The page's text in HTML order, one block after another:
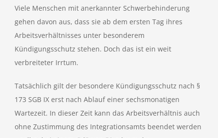
Viele Menschen mit anerkannter Schwerbehinderung
gehen davon aus, dass sie ab dem ersten Tag ihres
Arbeitsverhältnisses unter besonderem
Kündigungsschutz stehen. Doch das ist ein weit
verbreiteter Irrtum.
Tatsächlich gilt der besondere Kündigungsschutz nach §
173 SGB IX erst nach Ablauf einer sechsmonatigen
Wartezeit. In dieser Zeit kann das Arbeitsverhältnis auch
ohne Zustimmung des Integrationsamts beendet werden